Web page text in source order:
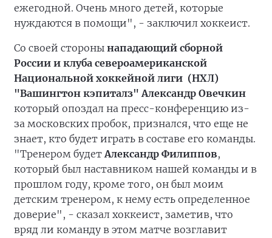
ежегодной. Очень много детей, которые
нуждаются в помощи", - заключил хоккеист.
Со своей стороны нападающий сборной
России и клуба североамериканской
Национальной хоккейной лиги (НХЛ)
"Вашингтон кэпиталз" Александр Овечкин
который опоздал на пресс-конференцию из-
за московских пробок, признался, что еще не
знает, кто будет играть в составе его команды.
"Тренером будетАлександр Филиппов,
который был наставником нашей команды и в
прошлом году, кроме того, он был моим
детским тренером, к нему есть определенное
доверие", - сказал хоккеист, заметив, что
вряд ли команду в этом матче возглавит